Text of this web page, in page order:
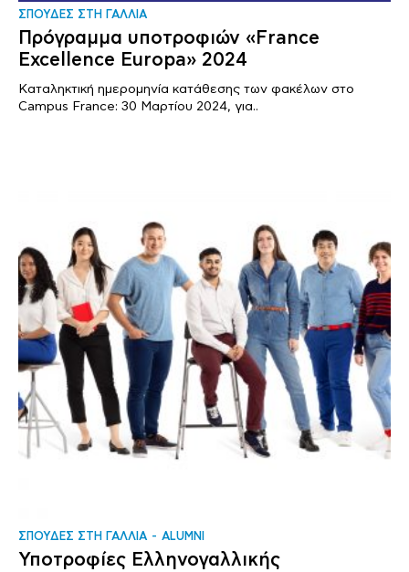
ΣΠΟΥΔΕΣ ΣΤΗ ΓΑΛΛΙΑ
Πρόγραμμα υποτροφιών «France
Excellence Europa» 2024
Καταληκτική ημερομηνία κατάθεσης των φακέλων στο
Campus France: 30 Μαρτίου 2024, για..
ΣΠΟΥΔΕΣ ΣΤΗ ΓΑΛΛΙΑ ALUMNI
Υποτροφίες Ελληνογαλλικής